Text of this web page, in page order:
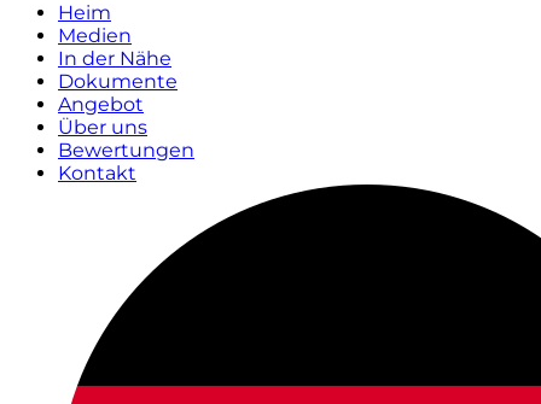
Heim
Medien
In der Nähe
Dokumente
Angebot
Über uns
Bewertungen
Kontakt